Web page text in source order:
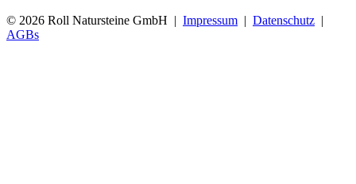
© 2026 Roll Natursteine GmbH | Impressum | Datenschutz |
AGBs